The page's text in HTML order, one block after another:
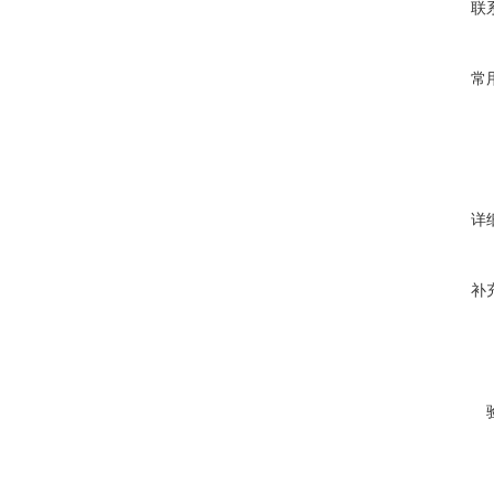
联
常
详
补